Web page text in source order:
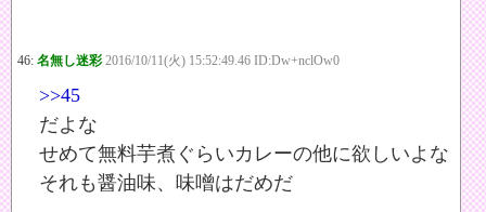
46: 名無し迷彩 2016/10/11(火) 15:52:49.46 ID:Dw+nclOw0
>>45
だよな
せめて無料芋煮ぐらいカレーの他に欲しいよな
それも醤油味、味噌はだめだ